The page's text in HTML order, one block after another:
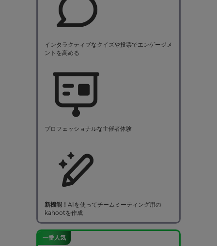
インタラクティブなクイズや投票でエンゲージメ
ントを高める
プロフェッショナルな主催者体験
新機能！ AIを使ってチームミーティング用の
kahootを作成
一番人気